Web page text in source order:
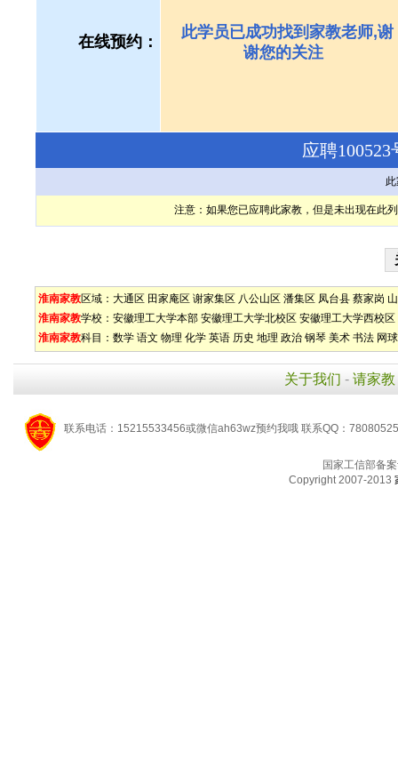
在线预约：
此学员已成功找到家教老师,谢
谢您的关注
应聘
注意：如果您已应聘此家教，但是未出现在此
淮南家教区域： 大通区 田家庵区 谢家集区 八公山区 潘集区 凤台县 蔡家岗
淮南家教学校： 安徽理工大学本部 安徽理工大学北校区 安徽理工大学西校区
淮南家教科目： 数学 语文 物理 化学 英语 历史 地理 政治 钢琴 美术 书法 网球
关于我们 - 请家教
联系电话：15215533456或微信ah63wz预约我哦 联系QQ：
国家工信部备
Copyright 2007-2013